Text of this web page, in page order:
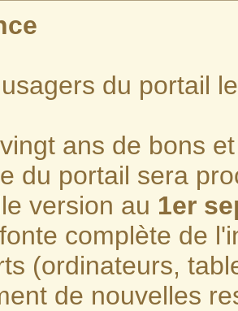
du portail
ans de bons
du portail sera
version au 1er
complète de
(ordinateurs,
de nouvelles